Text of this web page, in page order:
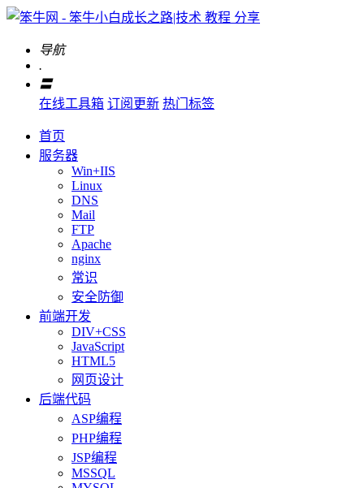
导航
.
〓
在线工具箱 订阅更新 热门标签
首页
服务器
Win+IIS
Linux
DNS
Mail
FTP
Apache
nginx
常识
安全防御
前端开发
DIV+CSS
JavaScript
HTML5
网页设计
后端代码
ASP编程
PHP编程
JSP编程
MSSQL